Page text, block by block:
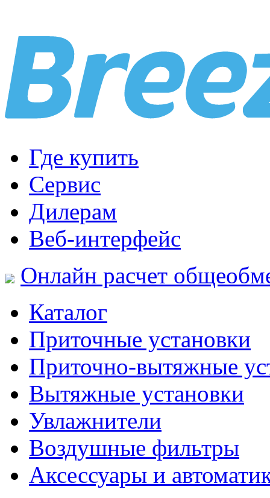
Где купить
Сервис
Дилерам
Веб-интерфейс
Онлайн расчет
Каталог
Приточные установки
Приточно-вытяжные
Вытяжные установки
Увлажнители
Воздушные фильтры
Аксессуары и